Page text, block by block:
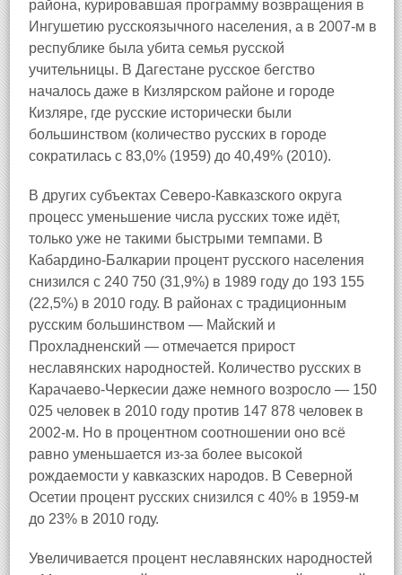
района, курировавшая программу возвращения в
Ингушетию русскоязычного населения, а в 2007-м в
республике была убита семья русской
учительницы. В Дагестане русское бегство
началось даже в Кизлярском районе и городе
Кизляре, где русские исторически были
большинством (количество русских в городе
сократилась с 83,0% (1959) до 40,49% (2010).
В других субъектах Северо-Кавказского округа
процесс уменьшение числа русских тоже идёт,
только уже не такими быстрыми темпами. В
Кабардино-Балкарии процент русского населения
снизился с 240 750 (31,9%) в 1989 году до 193 155
(22,5%) в 2010 году. В районах с традиционным
русским большинством — Майский и
Прохладненский — отмечается прирост
неславянских народностей. Количество русских в
Карачаево-Черкесии даже немного возросло — 150
025 человек в 2010 году против 147 878 человек в
2002-м. Но в процентном соотношении оно всё
равно уменьшается из-за более высокой
рождаемости у кавказских народов. В Северной
Осетии процент русских снизился с 40% в 1959-м
до 23% в 2010 году.
Увеличивается процент неславянских народностей